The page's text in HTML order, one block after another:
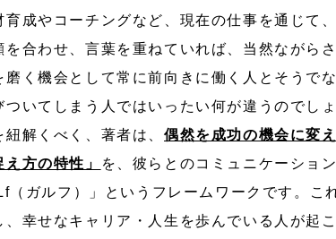
育成やコーチングなど、現在の仕事を通じて
を合わせ、言葉を重ねていれば、当然ながら
磨く機会として常に前向きに働く人とそうで
ついてしまう人ではいったい何が違うのでし
紐解くべく、著者は、 偶然を成功の機会に変
方の特性」
を、彼らとのコミュニケーショ
（ガルフ）」というフレームワークです。こ
、幸せなキャリア・人生を歩んでいる人が起